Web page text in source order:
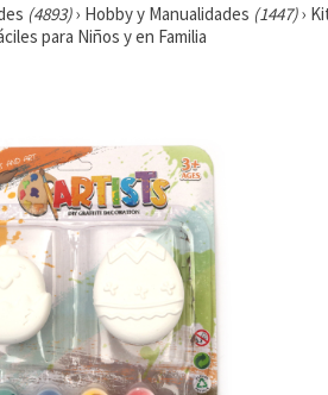
(4893)› Hobby y Manualidades (1447)›
para Niños y en Familia